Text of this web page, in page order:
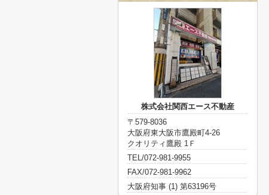
株式会社関西エース不動産
〒579-8036
大阪府東大阪市鷹殿町4-26
クオリティ鷹殿 1Ｆ
TEL/072-981-9955
FAX/072-981-9962
大阪府知事 (1) 第63196号